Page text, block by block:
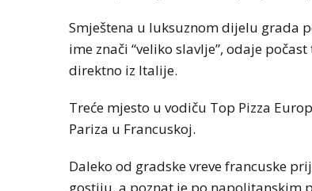
Smještena u luksuznom dijelu grada
ime znači “veliko slavlje”, odaje
direktno iz Italije.
Treće mjesto u vodiču Top Pizza
Pariza u Francuskoj.
Daleko od gradske vreve francuske
gostiju, a poznat je po napolitanskim